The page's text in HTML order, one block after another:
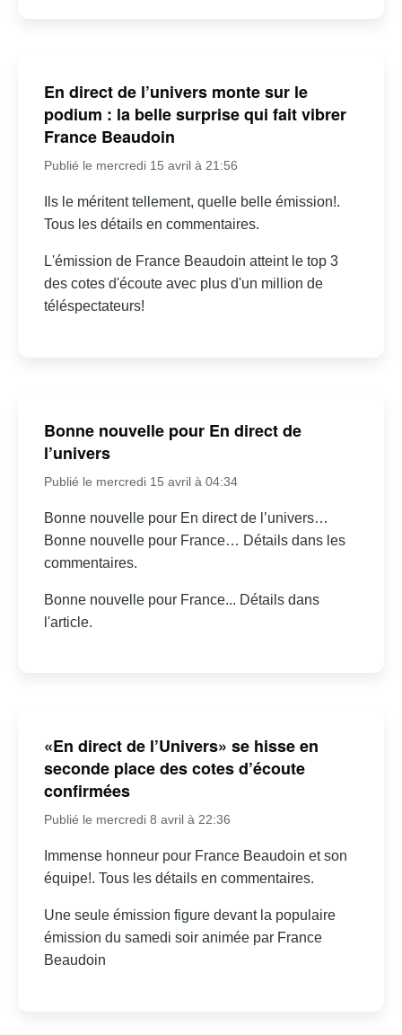
En direct de l’univers monte sur le
podium : la belle surprise qui fait vibrer
France Beaudoin
Publié le mercredi 15 avril à 21:56
Ils le méritent tellement, quelle belle émission!.
Tous les détails en commentaires.
L'émission de France Beaudoin atteint le top 3
des cotes d'écoute avec plus d'un million de
téléspectateurs!
Bonne nouvelle pour En direct de
l’univers
Publié le mercredi 15 avril à 04:34
Bonne nouvelle pour En direct de l’univers…
Bonne nouvelle pour France… Détails dans les
commentaires.
Bonne nouvelle pour France... Détails dans
l'article.
«En direct de l’Univers» se hisse en
seconde place des cotes d’écoute
confirmées
Publié le mercredi 8 avril à 22:36
Immense honneur pour France Beaudoin et son
équipe!. Tous les détails en commentaires.
Une seule émission figure devant la populaire
émission du samedi soir animée par France
Beaudoin